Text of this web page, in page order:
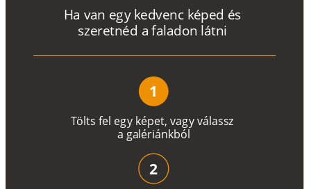
Tölts fel egy képet, vagyválassz
a galériánkból
Ha van egy kedvenc képed és
szeretnéd a faladon látni
1
2